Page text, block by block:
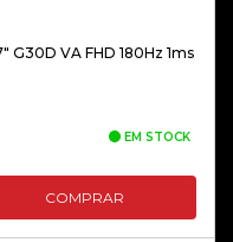
G30D VA FHD 180Hz 1ms
EM STOCK
COMPRAR